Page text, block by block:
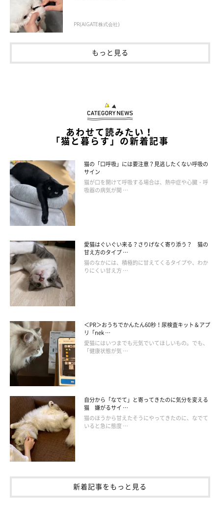
PR(AIGATE株式会社)
もっと見る
あわせて読みたい！
「猫と暮らす」の新着記事
猫の「口呼吸」には要注意？見逃したくない呼吸の
サイン
猫が口を開けて呼吸する場合は、熱中症や心臓・呼
吸器の病気が関 …
愛猫はぐいぐい来る？さりげなく寄り添う？ 猫の
甘え方のタイプ …
猫のなかには、積極的に甘えてくるタイプや、わか
りにくい甘え方 …
＜PR＞おうちでかんたん60秒！尿検査キット＆アプ
リ「nek …
愛猫にはいつまでも元気でいてほしいもの。でも、
「健康状態が気 …
自分から「なでて」と寄ってきたのに気分を変える
猫 嫌がるサイ …
猫のほうから甘えたそうにやってきたのに、なでて
いると急に態度 …
新着記事をもっと見る